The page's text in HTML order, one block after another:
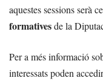
aquestes sessions serà
formativesde la
Per a més informació
interessats poden